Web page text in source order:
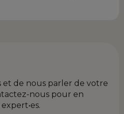
et de nous parler de votre
nous pour en